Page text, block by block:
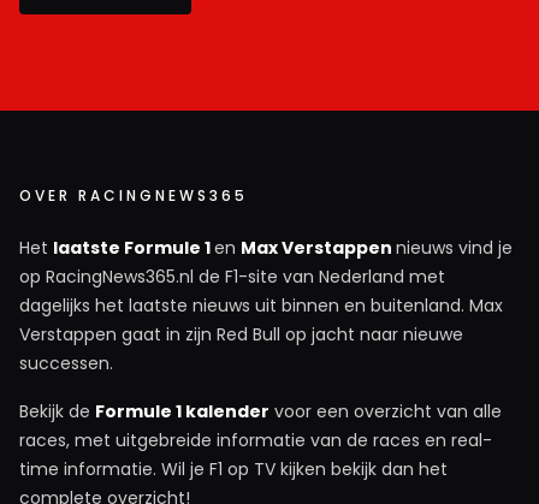
OVER RACINGNEWS365
Het laatste Formule 1en Max Verstappen nieuws vind je
op RacingNews365.nl de F1-site van Nederland met
dagelijks het laatste nieuws uit binnen en buitenland. Max
Verstappen gaat in zijn Red Bull op jacht naar nieuwe
successen.
Bekijk de Formule 1 kalender voor een overzicht van alle
races, met uitgebreide informatie van de races en real-
time informatie. Wil je F1 op TV kijken bekijk dan het
complete overzicht!